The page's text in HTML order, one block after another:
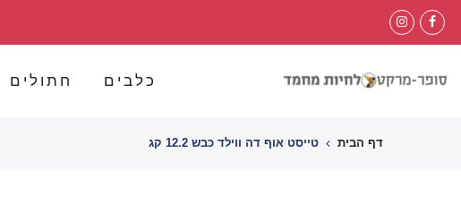
דלג
לתוכן
כלבים חתולים
דף הבית טייסט אוף דה ווילד כבש 12.2 קג